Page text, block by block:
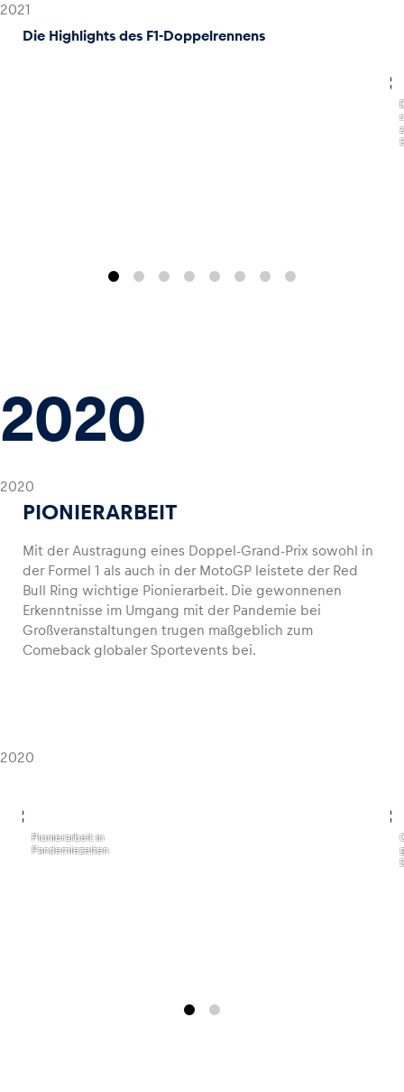
2021
Die Highlights des F1-Doppelrennens
,
2020
2020
PIONIERARBEIT
Mit der Austragung eines Doppel-Grand-Prix sowohl in
der Formel 1 als auch in der MotoGP leistete der Red
Bull Ring wichtige Pionierarbeit. Die gewonnenen
Erkenntnisse im Umgang mit der Pandemie bei
Großveranstaltungen trugen maßgeblich zum
Comeback globaler Sportevents bei.
2020
,Pionierarbeit in
Pandemiezeiten
,